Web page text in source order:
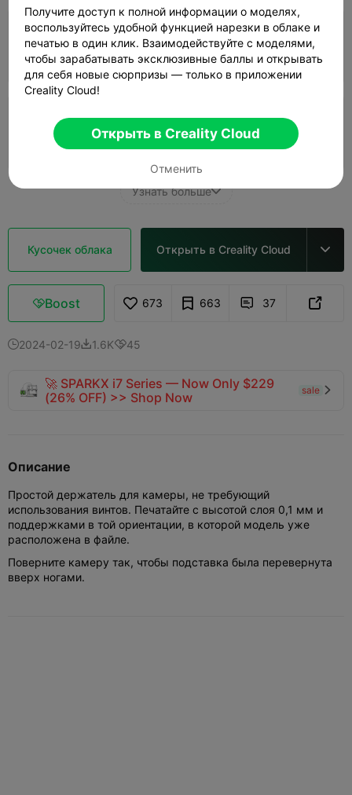
Слой 0,2 мм, 2 стенки, 15 заполнения
 28m 52s  1 plates  7.97g
Слой 0,2 мм, 3 стенки, 15% заполнения
1 plates 51.01g
Узнать больше
Кусочек облака Открыть в Creality Cloud 
Boost 673 663  37 
2024-02-191.6K45
🚀 SPARKX i7 Series — Now Only $229
(26% OFF) >> Shop Now
sale 
Описание
Простой держатель для камеры, не требующий
использования винтов. Печатайте с высотой слоя 0,1 мм и
поддержками в той ориентации, в которой модель уже
расположена в файле.
Поверните камеру так, чтобы подставка была перевернута
вверх ногами.
Получите доступ к полной информации о моделях,
воспользуйтесь удобной функцией нарезки в облаке и
печатью в один клик. Взаимодействуйте с моделями,
чтобы зарабатывать эксклюзивные баллы и открывать
для себя новые сюрпризы — только в приложении
Creality Cloud!
Открыть в Creality Cloud
Отменить